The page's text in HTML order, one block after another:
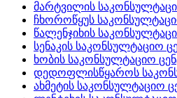
მარტვილის
ჩხოროწყუს
წალენჯიხის
სენაკის საკონსულტაციო
ხობის საკონსულტაციო
დედოფლისწყაროს
ახმეტის საკონსულტაციო